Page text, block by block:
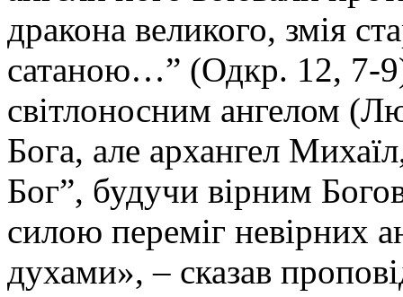
дракона великого, змія
сатаною…” (Одкр. 12, 7-9).
світлоносним ангелом
Бога, але архангел
Бог”, будучи вірним
силою переміг невірних
духами», – сказав